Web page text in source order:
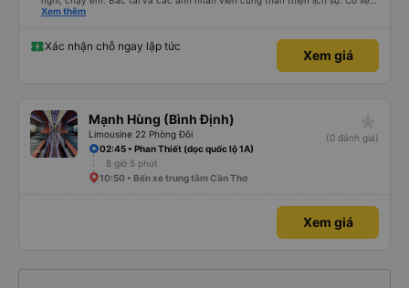
trung chuyển về nội thành thành phố tuy hoà rất tiện. Giá vé hợp lý. Nói
Xem thêm
Xác nhận chỗ ngay lập tức
Xem giá
Mạnh Hùng (Bình Định)
Limousine 22 Phòng Đôi
(0 đánh giá)
02:45 • Phan Thiết (dọc quốc lộ 1A)
8 giờ 5 phút
10:50 • Bến xe trung tâm Cần Thơ
Xem giá